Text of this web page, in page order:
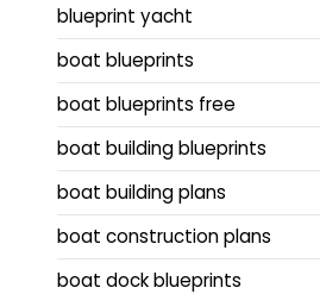
blueprint yacht
boat blueprints
boat blueprints free
boat building blueprints
boat building plans
boat construction plans
boat dock blueprints